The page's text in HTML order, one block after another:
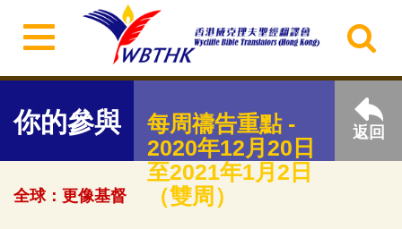
你的參與
每周禱告重點 -
2020年12月20日
至2021年1月2日
（雙周）
返回
全球：更像基督